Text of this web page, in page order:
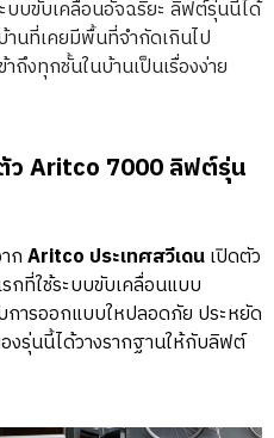
บบขับเคลื่อนอัจฉริยะ ลิฟต์รุ่นนี้ได้
านที่เคยมีพื้นที่จำกัดเกินไป
ถึงทุกชั้นในบ้านเป็นเรื่องง่าย
ว Aritco 7000 ลิฟต์รุ่น
กAritco ประเทศสวีเดนเปิดตัว
ที่ใช้ระบบขับเคลื่อนแบบ
การออกแบบใหปลอดภัย ประหยัด
งรุ่นนี้ได้วางรากฐานให้กับลิฟต์